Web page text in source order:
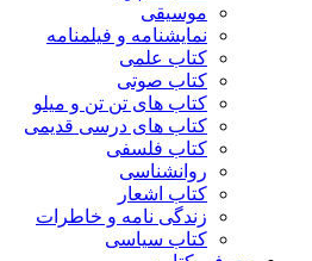
موسیقی
نمایشنامه و فیلمنامه
کتاب علمی
کتاب صوتی
کتاب های تن تن و میلو
کتاب های درسی قدیمی
کتاب فلسفی
روانشناسی
کتاب اشعار
زندگی نامه و خاطرات
کتاب سیاسی